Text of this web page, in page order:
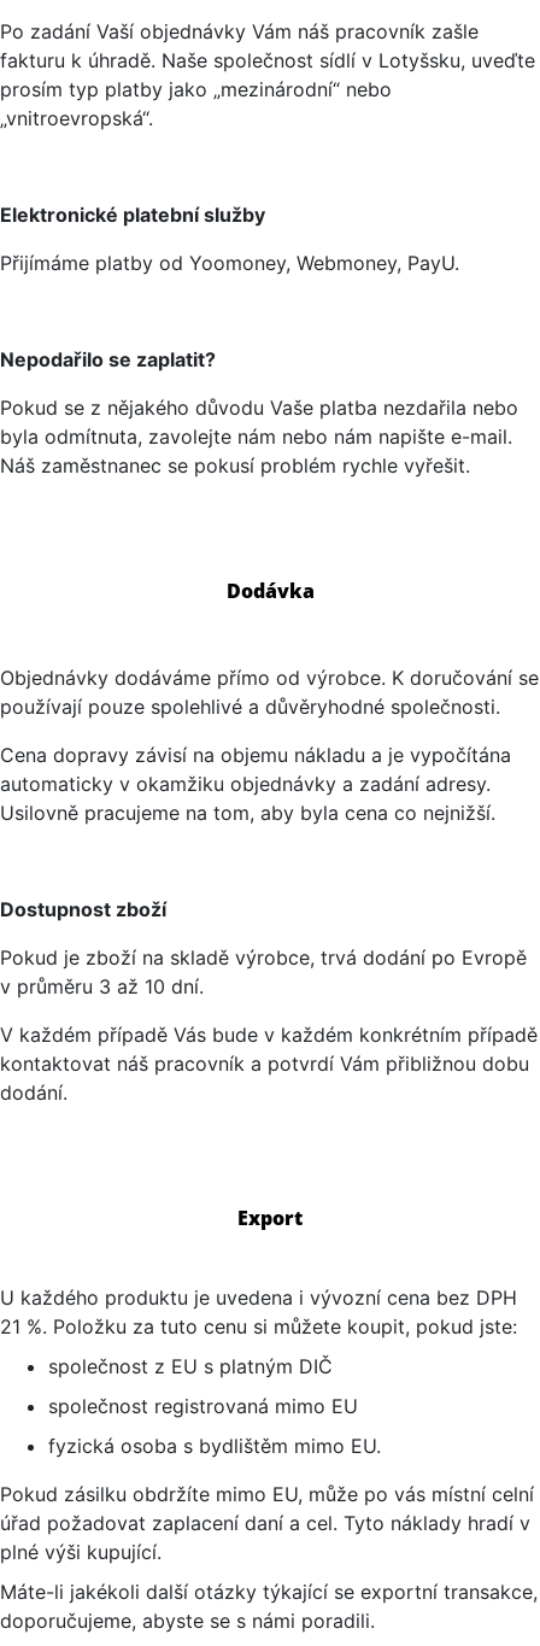
Po zadání Vaší objednávky Vám náš pracovník zašle
fakturu k úhradě. Naše společnost sídlí v Lotyšsku, uveďte
prosím typ platby jako „mezinárodní“ nebo
„vnitroevropská“.
Elektronické platební služby
Přijímáme platby od Yoomoney, Webmoney, PayU.
Nepodařilo se zaplatit?
Pokud se z nějakého důvodu Vaše platba nezdařila nebo
byla odmítnuta, zavolejte nám nebo nám napište e-mail.
Náš zaměstnanec se pokusí problém rychle vyřešit.
Dodávka
Objednávky dodáváme přímo od výrobce. K doručování se
používají pouze spolehlivé a důvěryhodné společnosti.
Cena dopravy závisí na objemu nákladu a je vypočítána
automaticky v okamžiku objednávky a zadání adresy.
Usilovně pracujeme na tom, aby byla cena co nejnižší.
Dostupnost zboží
Pokud je zboží na skladě výrobce, trvá dodání po Evropě
v průměru 3 až 10 dní.
V každém případě Vás bude v každém konkrétním případě
kontaktovat náš pracovník a potvrdí Vám přibližnou dobu
dodání.
Export
U každého produktu je uvedena i vývozní cena bez DPH
21 %. Položku za tuto cenu si můžete koupit, pokud jste:
společnost z EU s platným DIČ
společnost registrovaná mimo EU
fyzická osoba s bydlištěm mimo EU.
Pokud zásilku obdržíte mimo EU, může po vás místní celní
úřad požadovat zaplacení daní a cel. Tyto náklady hradí v
plné výši kupující.
Máte-li jakékoli další otázky týkající se exportní transakce,
doporučujeme, abyste se s námi poradili.